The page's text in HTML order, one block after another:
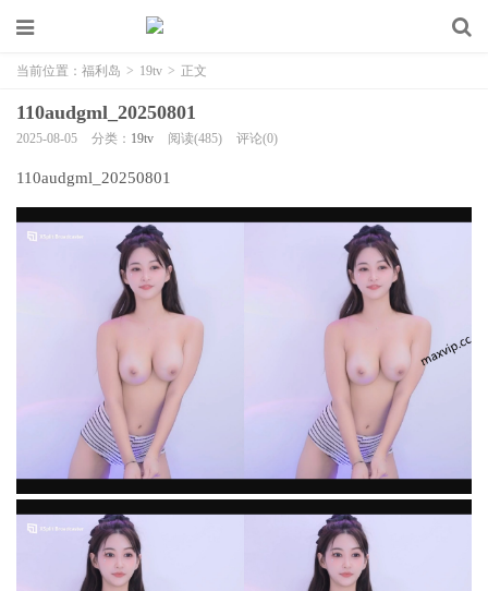
当前位置： 福利岛 > 19tv > 正文
110audgml_20250801
2025-08-05 分类： 19tv 阅读(485) 评论(0)
110audgml_20250801